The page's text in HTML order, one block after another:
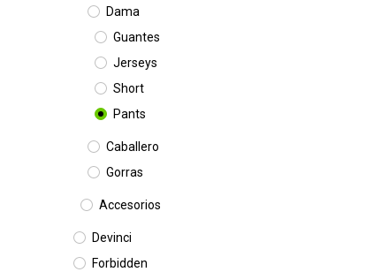
Dama
Guantes
Jerseys
Short
Pants
Caballero
Gorras
Accesorios
Devinci
Forbidden